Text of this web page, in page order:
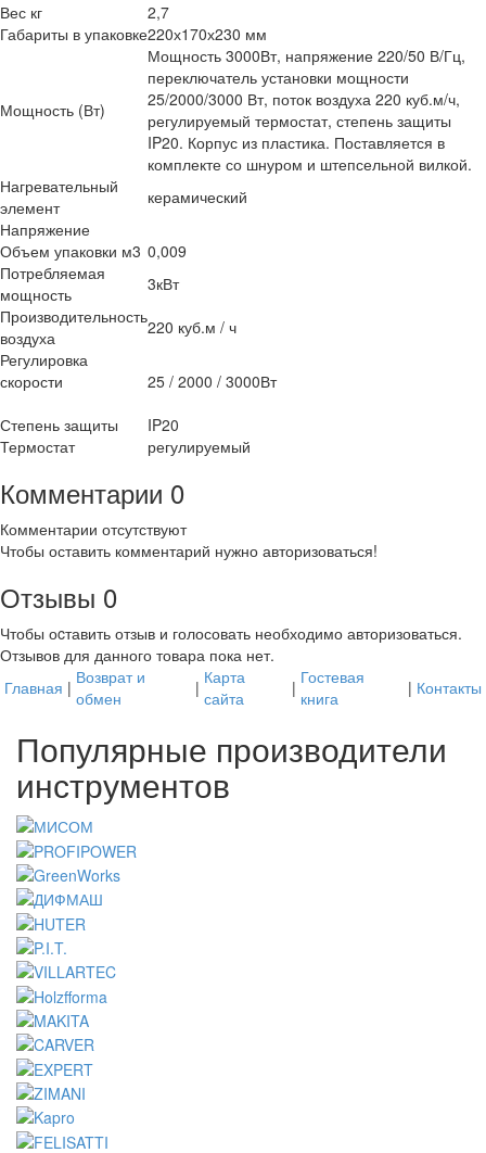
Вес кг
2,7
Габариты в упаковке220х170х230 мм
Мощность (Вт)
Мощность 3000Вт, напряжение 220/50 В/Гц,
переключатель установки мощности
25/2000/3000 Вт, поток воздуха 220 куб.м/ч,
регулируемый термостат, степень защиты
IP20. Корпус из пластика. Поставляется в
комплекте со шнуром и штепсельной вилкой.
Нагревательный
элемент
керамический
Напряжение
Объем упаковки м3 0,009
Потребляемая
мощность
3кВт
Производительность
воздуха
220 куб.м / ч
Регулировка
скорости 25 / 2000 / 3000Вт
Степень защиты
IP20
Термостат
регулируемый
Комментарии 0
Комментарии отсутствуют
Чтобы оставить комментарий нужно авторизоваться!
Отзывы 0
Чтобы оcтавить отзыв и голосовать необходимо авторизоваться.
Отзывов для данного товара пока нет.
Главная | Возврат и
обмен
| Карта
сайта
| Гостевая
книга
| Контакты
Популярные производители
инструментов